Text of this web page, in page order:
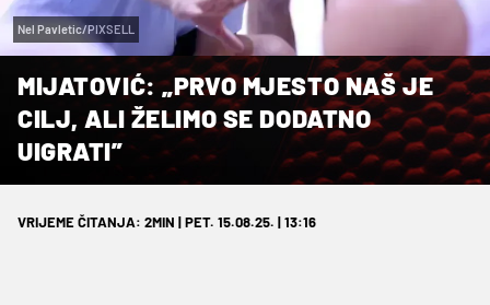
Nel Pavletic/PIXSELL
MIJATOVIĆ: „PRVO MJESTO NAŠ JE
CILJ, ALI ŽELIMO SE DODATNO
UIGRATI”
VRIJEME ČITANJA: 2MIN | PET. 15.08.25. | 13:16